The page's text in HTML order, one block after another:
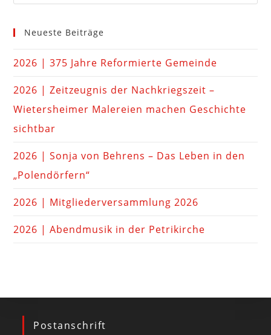
Neueste Beiträge
2026 | 375 Jahre Reformierte Gemeinde
2026 | Zeitzeugnis der Nachkriegszeit –
Wietersheimer Malereien machen Geschichte
sichtbar
2026 | Sonja von Behrens – Das Leben in den
„Polendörfern“
2026 | Mitgliederversammlung 2026
2026 | Abendmusik in der Petrikirche
Postanschrift